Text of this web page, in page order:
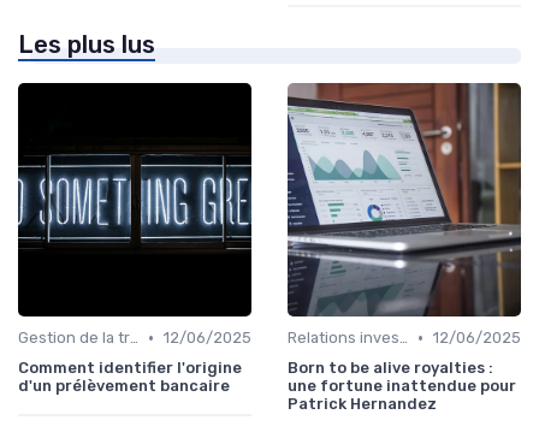
Les plus lus
Gestion de la trésorerie & cash management • 12/06/2025
Comment identifier l'origine
d'un prélèvement bancaire
Relations investisseurs & actionnaires • 12/06/2025
Born to be alive royalties :
une fortune inattendue pour
Patrick Hernandez